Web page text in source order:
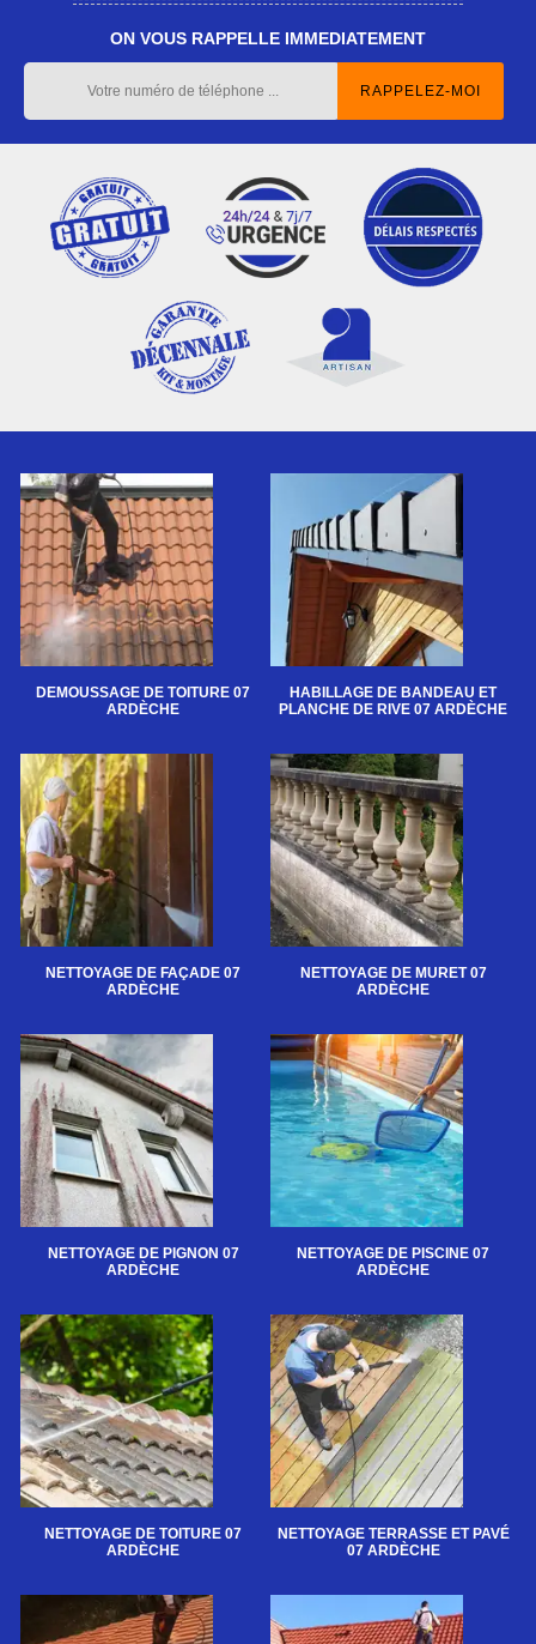
ON VOUS RAPPELLE IMMEDIATEMENT
DEMOUSSAGE DE TOITURE 07
ARDÈCHE
HABILLAGE DE BANDEAU ET
PLANCHE DE RIVE 07 ARDÈCHE
NETTOYAGE DE FAÇADE 07
ARDÈCHE
NETTOYAGE DE MURET 07
ARDÈCHE
NETTOYAGE DE PIGNON 07
ARDÈCHE
NETTOYAGE DE PISCINE 07
ARDÈCHE
NETTOYAGE DE TOITURE 07
ARDÈCHE
NETTOYAGE TERRASSE ET PAVÉ
07 ARDÈCHE